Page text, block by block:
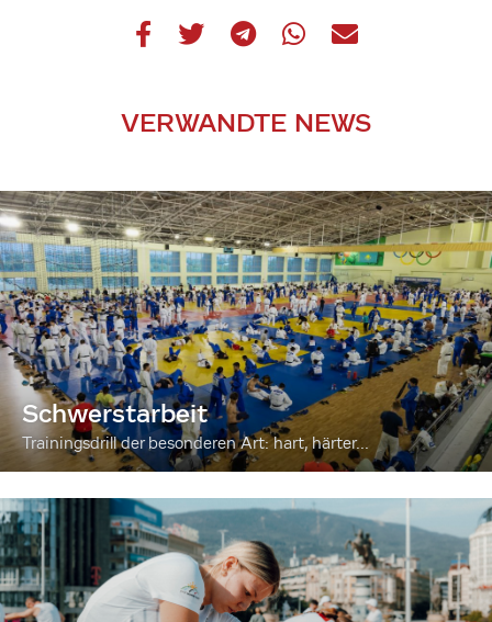
VERWANDTE NEWS
Schwerstarbeit
Trainingsdrill der besonderen Art: hart, härter...